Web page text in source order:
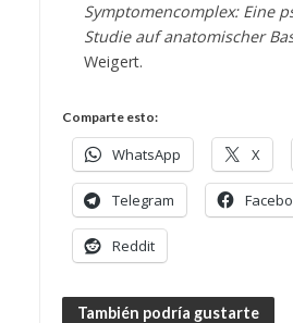
Symptomencomplex: Eine
Studie auf anatomischer
Weigert.
Comparte esto:
WhatsApp X
Telegram
Reddit
También podría gustarte